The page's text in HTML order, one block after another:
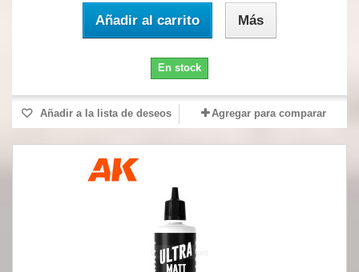
Añadir al carrito Más
En stock
Añadir a la lista de deseos Agregar para comparar